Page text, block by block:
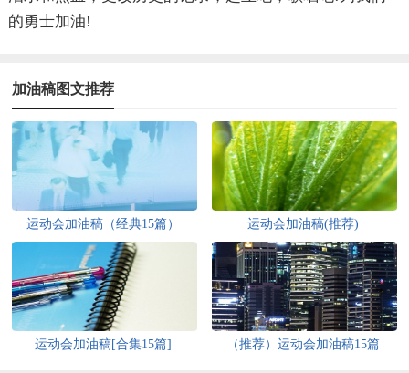
的勇士加油!
加油稿图文推荐
运动会加油稿（经典15篇） 运动会加油稿(推荐)
运动会加油稿[合集15篇] （推荐）运动会加油稿15篇